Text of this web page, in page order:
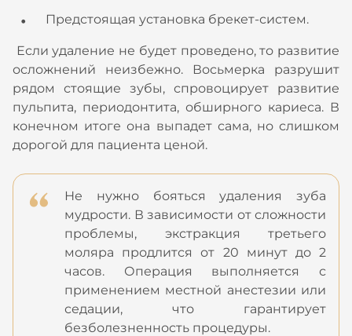
Предстоящая установка брекет-систем.
Если удаление не будет проведено, то развитие
осложнений неизбежно. Восьмерка разрушит
рядом стоящие зубы, спровоцирует развитие
пульпита, периодонтита, обширного кариеса. В
конечном итоге она выпадет сама, но слишком
дорогой для пациента ценой.
Не нужно бояться удаления зуба
мудрости. В зависимости от сложности
проблемы, экстракция третьего
моляра продлится от 20 минут до 2
часов. Операция выполняется с
применением местной анестезии или
седации, что гарантирует
безболезненность процедуры.